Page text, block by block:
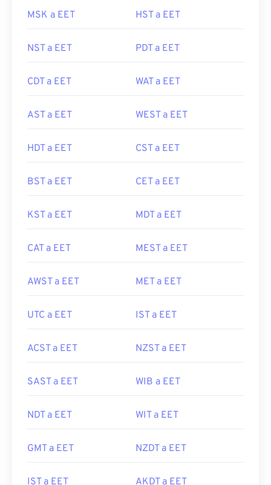
MSK a EET HST a EET
NST a EET PDT a EET
CDT a EET WAT a EET
AST a EET WEST a EET
HDT a EET CST a EET
BST a EET CET a EET
KST a EET MDT a EET
CAT a EET MEST a EET
AWST a EET MET a EET
UTC a EET IST a EET
ACST a EET NZST a EET
SAST a EET WIB a EET
NDT a EET WIT a EET
GMT a EET NZDT a EET
IST a EET AKDT a EET